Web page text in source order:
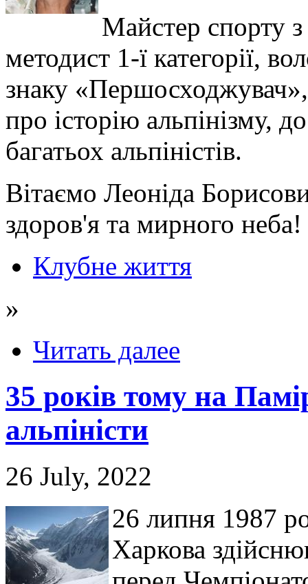
Майстер спорту з
методист 1-ї категорії,
знаку
про історію альпінізму,
багатьох альпіністів.
Вітаємо Леоніда
здоров'я та мирного неба!
Клубне життя
»
Читать далее
35 років тому на
альпіністи
26 July, 2022
26 липня 1987
Харкова